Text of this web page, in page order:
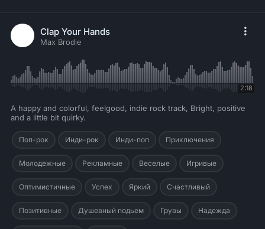
Clap Your Hands
Max Brodie
2:18
A happy and colorful, feelgood, indie rock track, Bright, positive
and a little bit quirky.
Поп-рок Инди-рок Инди-поп Приключения
Молодежные Рекламные Веселые Игривые
Оптимистичные Успех Яркий Счастливый
Позитивные Душевный подьем Грувы Надежда